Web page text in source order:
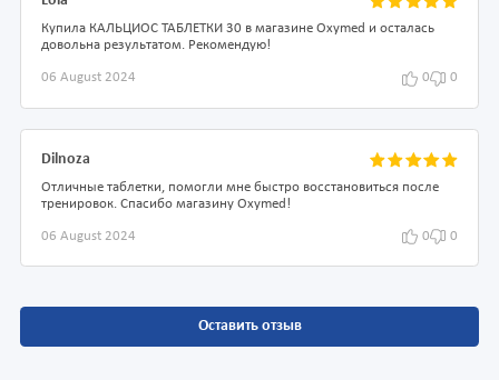
Купила КАЛЬЦИОС ТАБЛЕТКИ 30 в магазине Oxymed и осталась
довольна результатом. Рекомендую!
06 August 2024 0 0
Dilnoza
Отличные таблетки, помогли мне быстро восстановиться после
тренировок. Спасибо магазину Oxymed!
06 August 2024 0 0
Оставить отзыв